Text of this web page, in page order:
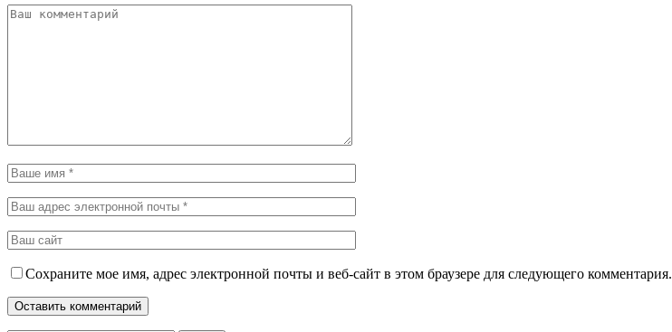
Сохраните мое имя, адрес электронной почты и веб-сайт в этом браузере для следующего комментария.